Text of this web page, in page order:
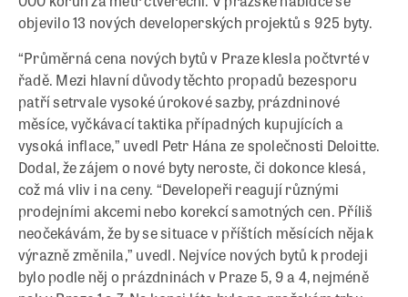
objevilo 13 nových developerských projektů s 925 byty.
“Průměrná cena nových bytů v Praze klesla počtvrté v
řadě. Mezi hlavní důvody těchto propadů bezesporu
patří setrvale vysoké úrokové sazby, prázdninové
měsíce, vyčkávací taktika případných kupujících a
vysoká inflace,” uvedl Petr Hána ze společnosti Deloitte.
Dodal, že zájem o nové byty neroste, či dokonce klesá,
což má vliv i na ceny. “Developeři reagují různými
prodejními akcemi nebo korekcí samotných cen. Příliš
neočekávám, že by se situace v příštích měsících nějak
výrazně změnila,” uvedl. Nejvíce nových bytů k prodeji
bylo podle něj o prázdninách v Praze 5, 9 a 4, nejméně